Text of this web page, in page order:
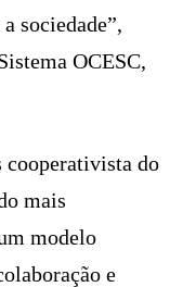
sociedade”,
OCESC,
cooperativista do
mais
modelo
e